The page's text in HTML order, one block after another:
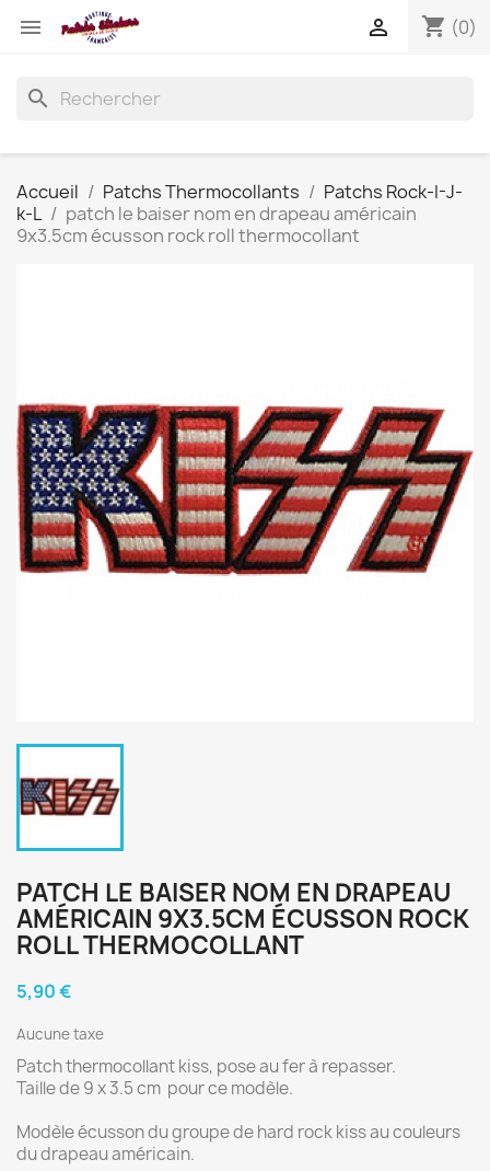
 shopping_cart (0)

search
Accueil Patchs Thermocollants
Patchs Rock-I-J-
k-L
patch le baiser nom en drapeau américain
9x3.5cm écusson rock roll thermocollant
PATCH LE BAISER NOM EN DRAPEAU
AMÉRICAIN 9X3.5CM ÉCUSSON ROCK
ROLL THERMOCOLLANT
5,90 €
Aucune taxe
Patch thermocollant kiss, pose au fer à repasser.
Taille de 9 x 3.5 cm pour ce modèle.
Modèle écusson du groupe de hard rock kiss au couleurs
du drapeau américain.